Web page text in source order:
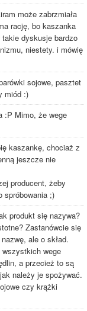
może zabrzmiała
rację, bo kaszanka
dyskusje bardzo
niestety. i mówię
sojowe, pasztet
miód :)
:P Mimo, że wege
kaszankę, chociaż z
jeszcze nie
producent, żeby
spróbowania ;)
produkt się nazywa?
Zastanówcie się
ale o skład.
wege
a przecież to są
należy je spożywać.
czy krążki